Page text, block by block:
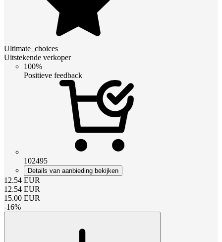
Ultimate_choices
Uitstekende verkoper
100%
Positieve feedback
102495
Details van aanbieding bekijken
12.54 EUR
12.54 EUR
15.00 EUR
-16%